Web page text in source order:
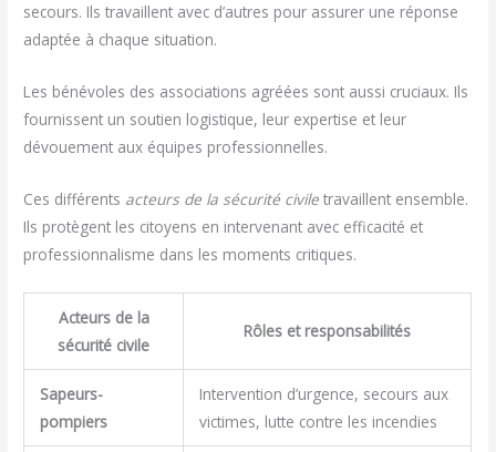
secours. Ils travaillent avec d’autres pour assurer une réponse
adaptée à chaque situation.
Les bénévoles des associations agréées sont aussi cruciaux. Ils
fournissent un soutien logistique, leur expertise et leur
dévouement aux équipes professionnelles.
Ces différents acteurs de la sécurité civile travaillent ensemble.
Ils protègent les citoyens en intervenant avec efficacité et
professionnalisme dans les moments critiques.
Acteurs de la
sécurité civile
Rôles et responsabilités
Sapeurs-
pompiers
Intervention d’urgence, secours aux
victimes, lutte contre les incendies